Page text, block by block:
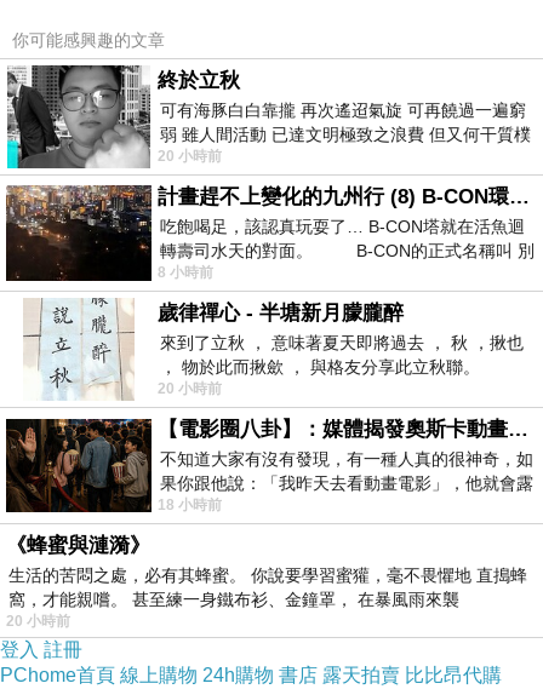
餐桌成了餘臭繚繞的炸物天堂..........
上一篇：20211113紅蟳米糕
下一篇： 20211204家庭攤販
你可能感興趣的文章
終於立秋
可有海豚白白靠攏 再次遙迢氣旋 可再饒過一遍窮
弱 雖人間活動 已達文明極致之浪費 但又何干質樸
者 只能白白陪葬
20 小時前
計畫趕不上變化的九州行 (8) B-CON環球塔
吃飽喝足，該認真玩耍了… B-CON塔就在活魚迴
轉壽司水天的對面。 B-CON的正式名稱叫 別
8 小時前
歲律禪心 - 半塘新月朦朧醉
來到了立秋 ， 意味著夏天即將過去 ， 秋 ，揪也
， 物於此而揪歛 ， 與格友分享此立秋聯。
20 小時前
【電影圈八卦】：媒體揭發奧斯卡動畫項目投票醜聞！好萊塢為什麼看不起動畫電影？
不知道大家有沒有發現，有一種人真的很神奇，如
果你跟他說：「我昨天去看動畫電影」，他就會露
出一種慈祥的微笑，然後問你是不是陪小
18 小時前
《蜂蜜與漣漪》
生活的苦悶之處，必有其蜂蜜。 你說要學習蜜獾，毫不畏懼地 直搗蜂
窩，才能親嚐。 甚至練一身鐵布衫、金鐘罩， 在暴風雨來襲
20 小時前
登入 註冊
PChome首頁 線上購物 24h購物 書店 露天拍賣 比比昂代購